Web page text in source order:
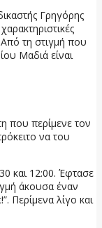
Γρηγόρης
τη στιγμή που
Μαδιά είναι
που περίμενε τον
να του
και 12:00. Έφτασε
άκουσα έναν
Περίμενα λίγο και